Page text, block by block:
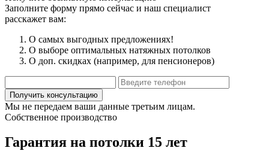
Заполните форму прямо сейчас и наш специалист
расскажет вам:
О самых выгодных предложениях!
О выборе оптимальных натяжных потолков
О доп. скидках (например, для пенсионеров)
Мы не передаем ваши данные третьим лицам.
Собственное производство
Гарантия на потолки 15 лет